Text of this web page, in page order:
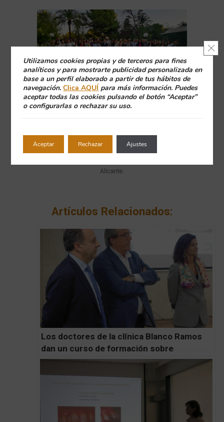
Foto: Asistentes al curso del Colegio de Odontólogos
Foto principal:Los Dres. Isabel Ramos y Juan Blanco
Alicante.
Artículos Relacionados:
Los doctores de la clínica Blanco Ramos
dan un curso de formación sobre
Tratamientos Complejos
Utilizamos cookies propias y de terceros para fines
analíticos y para mostrarte publicidad personalizada en
base a un perfil elaborado a partir de tus hábitos de
navegación.Clica AQUÍ para más información. Puedes
aceptar todas las cookies pulsando el botón “Aceptar”
o configurarlas o rechazar su uso.
Aceptar Rechazar Ajustes